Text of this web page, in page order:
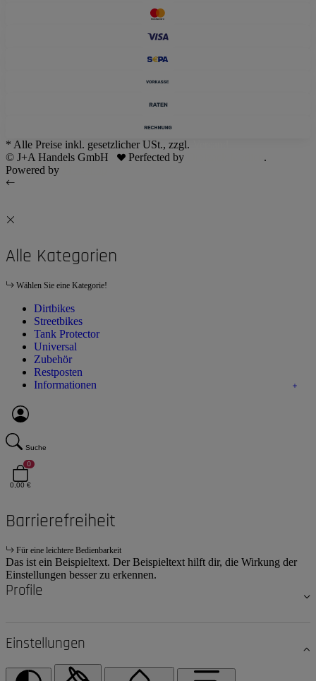
* Alle Preise inkl. gesetzlicher USt., zzgl.
© J+A Handels GmbH
Perfected by
.
Powered by
Alle Kategorien
Wählen Sie eine Kategorie!
Dirtbikes
Streetbikes
Tank Protector
Universal
Zubehör
Restposten
Informationen
Suche
0
0,00 €
Barrierefreiheit
Für eine leichtere Bedienbarkeit
Das ist ein Beispieltext. Der Beispieltext hilft dir, die Wirkung der
Einstellungen besser zu erkennen.
Profile
Einstellungen